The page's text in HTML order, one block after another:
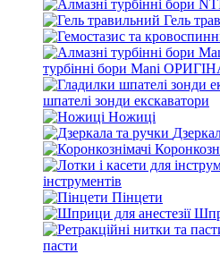
Гель
турбінні бори Mani
шпателі зонди екскаватори
Ножиці
інструментів
Пінцети
пасти